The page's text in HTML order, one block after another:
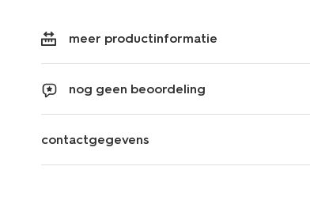
meer productinformatie
nog geen beoordeling
contactgegevens